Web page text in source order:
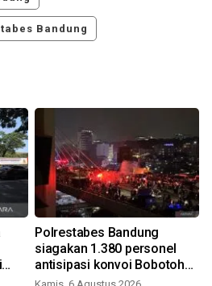
Bandung
Polrestabes Bandung
siagakan 1.380 personel
antisipasi konvoi Bobotoh
Persib